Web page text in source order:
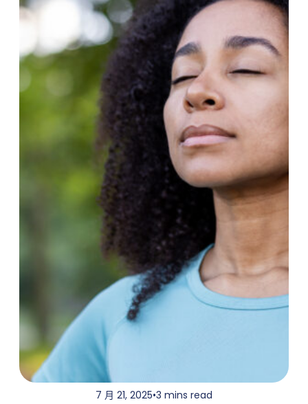
7 月 21, 2025•3 mins read